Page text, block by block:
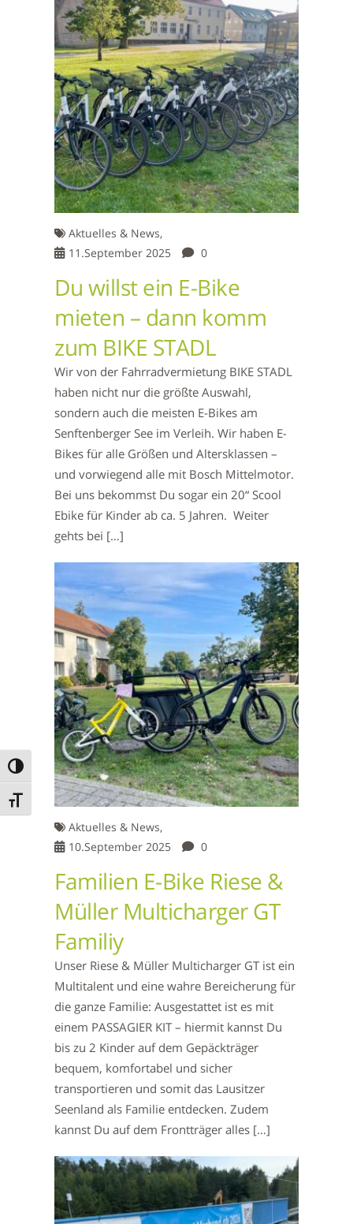
Umschalten auf hohe Kontraste
Schrift vergrößern
Aktuelles & News,
11.September 2025
0
Du willst ein E-Bike
mieten – dann komm
zum BIKE STADL
Wir von der Fahrradvermietung BIKE STADL
haben nicht nur die größte Auswahl,
sondern auch die meisten E-Bikes am
Senftenberger See im Verleih. Wir haben E-
Bikes für alle Größen und Altersklassen –
und vorwiegend alle mit Bosch Mittelmotor.
Bei uns bekommst Du sogar ein 20“ Scool
Ebike für Kinder ab ca. 5 Jahren. Weiter
gehts bei […]
Aktuelles & News,
10.September 2025
0
Familien E-Bike Riese &
Müller Multicharger GT
Familiy
Unser Riese & Müller Multicharger GT ist ein
Multitalent und eine wahre Bereicherung für
die ganze Familie: Ausgestattet ist es mit
einem PASSAGIER KIT – hiermit kannst Du
bis zu 2 Kinder auf dem Gepäckträger
bequem, komfortabel und sicher
transportieren und somit das Lausitzer
Seenland als Familie entdecken. Zudem
kannst Du auf dem Frontträger alles […]